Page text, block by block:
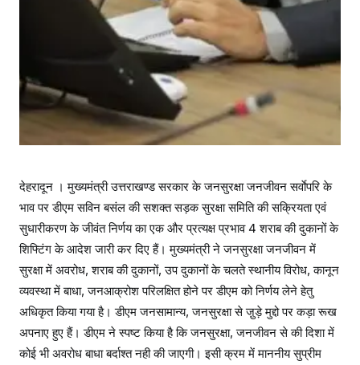
देहरादून । मुख्यमंत्री उत्तराखण्ड सरकार के जनसुरक्षा जनजीवन सर्वाेपरि के
भाव पर डीएम सविन बसंल की सशक्त सड़क सुरक्षा समिति की सक्रियता एवं
सुधारीकरण के जीवंत निर्णय का एक और प्रत्यक्ष प्रभाव 4 शराब की दुकानों के
शिफ्टिंग के आदेश जारी कर दिए हैं। मुख्यमंत्री ने जनसुरक्षा जनजीवन में
सुरक्षा में अवरोध, शराब की दुकानों, उप दुकानों के चलते स्थानीय विरोध, कानून
व्यवस्था में बाधा, जनआक्रोश परिलक्षित होने पर डीएम को निर्णय लेने हेतु
अधिकृत किया गया है। डीएम जनसामान्य, जनसुरक्षा से जु़ड़े मुद्दो पर कड़ा रूख
अपनाए हुए हैं। डीएम ने स्पष्ट किया है कि जनसुरक्षा, जनजीवन से की दिशा में
कोई भी अवरोध बाधा बर्दाश्त नही की जाएगी। इसी क्रम में माननीय सुप्रीम